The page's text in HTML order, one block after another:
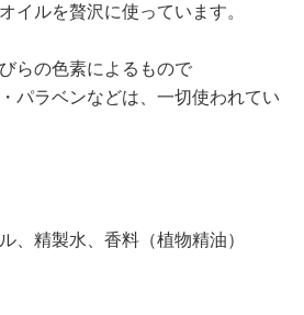
イルを贅沢に使っています。
らの色素によるもので
パラベンなどは、一切使われてい
精製水、香料（植物精油）